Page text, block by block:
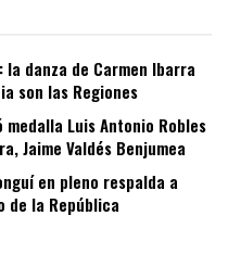
la danza de Carmen Ibarra
son las Regiones
Luis Antonio Robles
Jaime Valdés Benjumea
en pleno respalda a
de la República